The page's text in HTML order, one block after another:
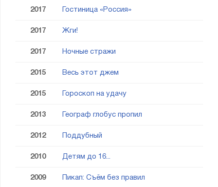
2017 Гостиница «Россия»
2017 Жги!
2017 Ночные стражи
2015 Весь этот джем
2015 Гороскоп на удачу
2013 Географ глобус пропил
2012 Поддубный
2010 Детям до 16...
2009 Пикап: Съём без правил